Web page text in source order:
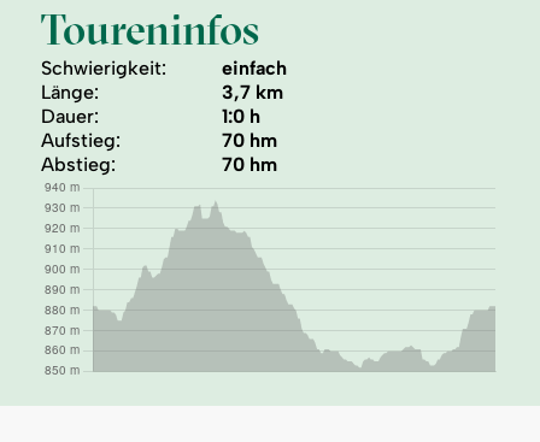
Toureninfos
Schwierigkeit:
einfach
Länge:
3,7 km
Dauer:
1:0 h
Aufstieg:
70 hm
Abstieg:
70 hm